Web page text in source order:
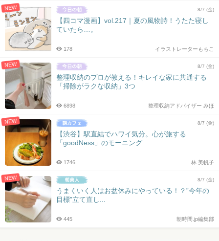
NEW 8/7 (金)
【四コマ漫画】vol.217｜夏の風物詩！うたた寝し
ていたら…。
イラストレーターもちこ
178
NEW 8/7 (金)
整理収納のプロが教える！キレイな家に共通する
「掃除がラクな収納」3つ
整理収納アドバイザー みほ
6898
NEW 8/7 (金)
【渋谷】駅直結でハワイ気分。心が旅する
「goodNess」のモーニング
林 美帆子
1746
NEW 8/7 (金)
うまくいく人はお盆休みにやっている！？”今年の
目標”立て直し...
朝時間.jp編集部
445